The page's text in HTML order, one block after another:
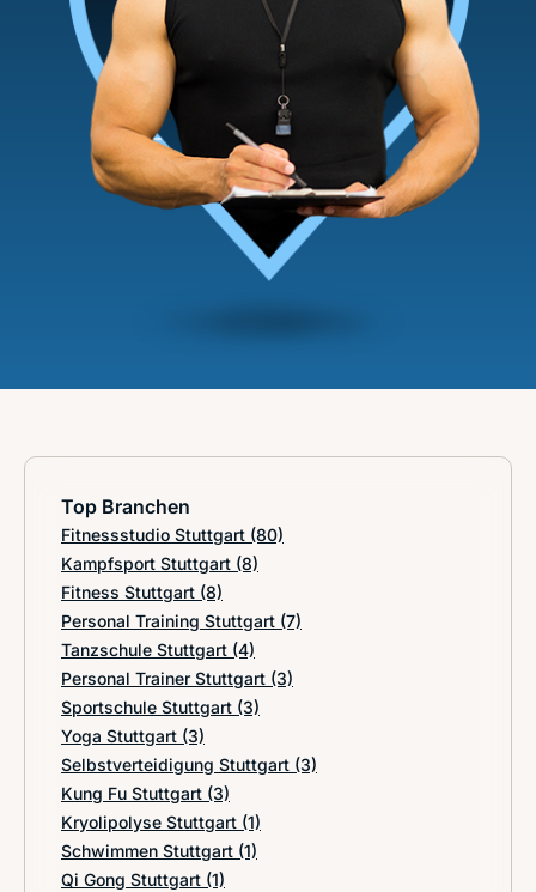
Top Branchen
Fitnessstudio Stuttgart (80)
Kampfsport Stuttgart (8)
Fitness Stuttgart (8)
Personal Training Stuttgart (7)
Tanzschule Stuttgart (4)
Personal Trainer Stuttgart (3)
Sportschule Stuttgart (3)
Yoga Stuttgart (3)
Selbstverteidigung Stuttgart (3)
Kung Fu Stuttgart (3)
Kryolipolyse Stuttgart (1)
Schwimmen Stuttgart (1)
Qi Gong Stuttgart (1)